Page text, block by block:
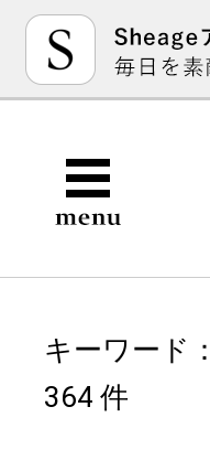
キーワード：
364 件